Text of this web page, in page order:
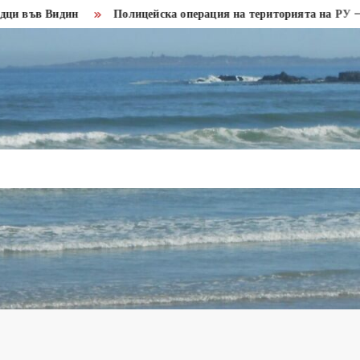
Полицейска операция на територията на РУ – Кула